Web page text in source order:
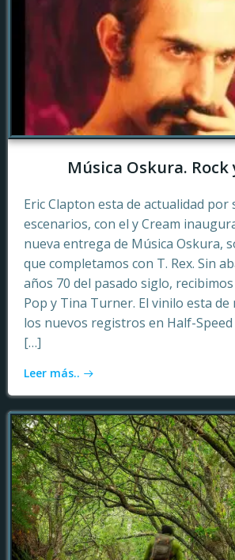
Música Oskura. Rock
Eric Clapton esta de actualidad por
escenarios, con el y Cream
nueva entrega de Música Oskura,
que completamos con T. Rex. Sin
años 70 del pasado siglo,
Pop y Tina Turner. El vinilo esta de
los nuevos registros en Half-
[…]
Leer más..